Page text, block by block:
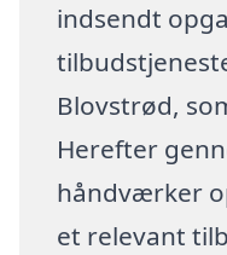
indsendt
Blovstrød,
Herefter
håndværker
et relevant